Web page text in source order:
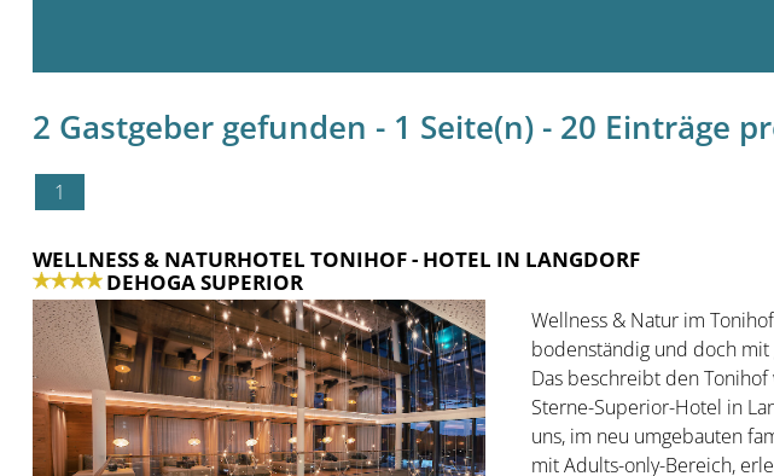
2 Gastgeber gefunden - 1 Seite(n) - 20 Einträge
1
WELLNESS & NATURHOTEL TONIHOF- HOTEL IN LANGDORF
DEHOGA SUPERIOR
Wellness & Natur im
bodenständig und doch
Das beschreibt den
Sterne-Superior-Hotel in
uns, im neu umgebauten
mit Adults-only-Bereich,